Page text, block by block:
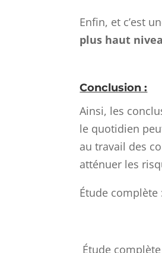
Enfin, et c’est
plus haut
Conclusion :
Ainsi, les
le quotidien
au travail des
atténuer les
Étude
Étude